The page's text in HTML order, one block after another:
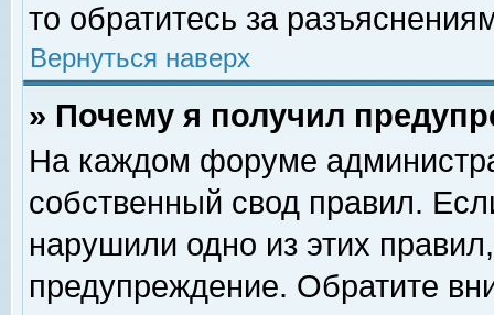
то обратитесь за
Вернуться наверх
» Почему я получил
На каждом форуме
собственный свод правил.
нарушили одно из этих
предупреждение. Обратите